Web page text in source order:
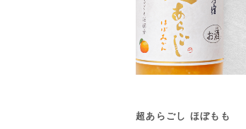
超あらごし ほぼもも